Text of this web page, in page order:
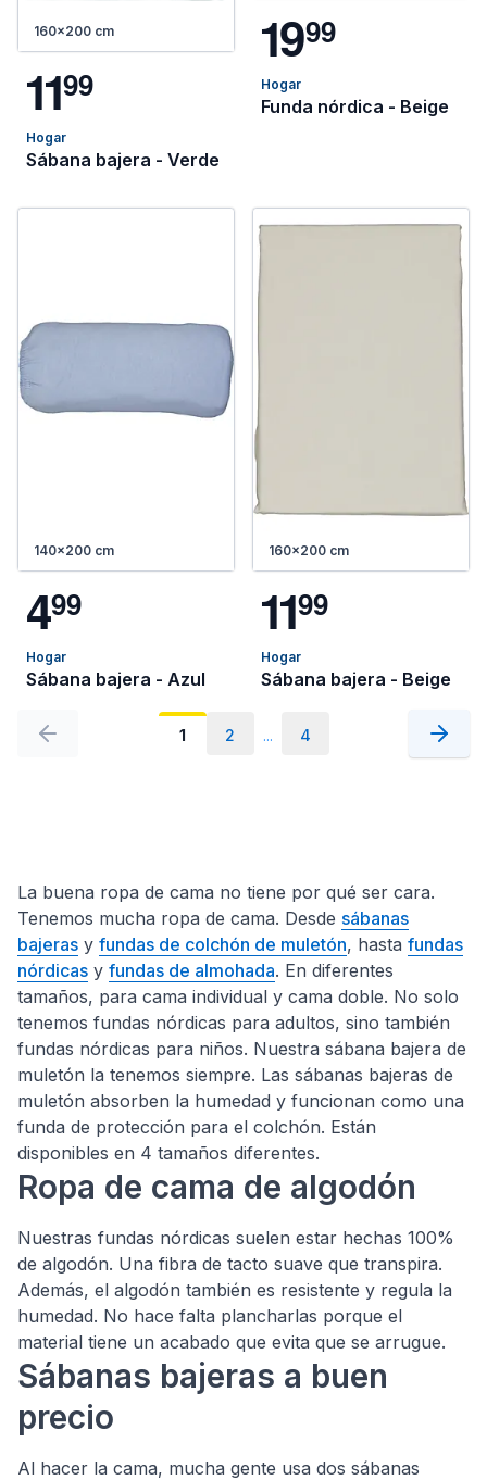
160x200 cm
1199
Hogar
Sábana bajera - Verde
1999
Hogar
Funda nórdica - Beige
140x200 cm
499
Hogar
Sábana bajera - Azul
160x200 cm
1199
Hogar
Sábana bajera - Beige
1 2 ... 4
La buena ropa de cama no tiene por qué ser cara.
Tenemos mucha ropa de cama. Desde sábanas
bajeras y fundas de colchón de muletón, hasta fundas
nórdicas y fundas de almohada. En diferentes
tamaños, para cama individual y cama doble. No solo
tenemos fundas nórdicas para adultos, sino también
fundas nórdicas para niños. Nuestra sábana bajera de
muletón la tenemos siempre. Las sábanas bajeras de
muletón absorben la humedad y funcionan como una
funda de protección para el colchón. Están
disponibles en 4 tamaños diferentes.
Ropa de cama de algodón
Nuestras fundas nórdicas suelen estar hechas 100%
de algodón. Una fibra de tacto suave que transpira.
Además, el algodón también es resistente y regula la
humedad. No hace falta plancharlas porque el
material tiene un acabado que evita que se arrugue.
Sábanas bajeras a buen
precio
Al hacer la cama, mucha gente usa dos sábanas